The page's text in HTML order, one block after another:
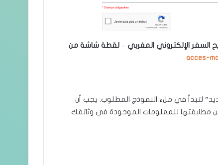
السفر الإلكتروني المغربي – لقطة شاشة من
acces-
لتبدأ في ملء النموذج المطلوب. يجب أن
مطابقتها للمعلومات الموجودة في وثائقك